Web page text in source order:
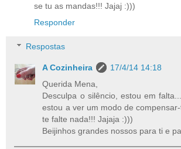
se tu as mandas!!! Jajaj :)))
Responder
Respostas
A Cozinheira
17/4/14 14:18
Querida Mena,
Desculpa o silêncio, estou em
estou a ver um modo de
te falte nada!!! Jajaja :)))
Beijinhos grandes nossos para ti e